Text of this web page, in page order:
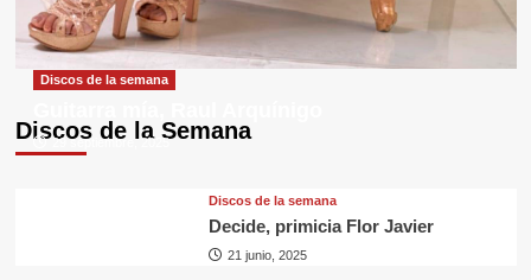
Discos de la Semana
Discos de la semana
29 septiembre, 2025
Discos de la semana
Decide, primicia Flor Javier
21 junio, 2025